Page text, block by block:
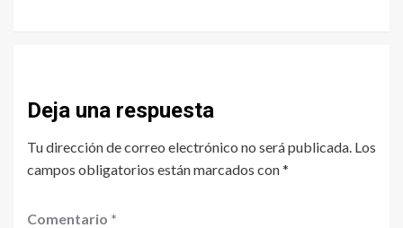
Deja una respuesta
Tu dirección de correo electrónico no será publicada. Los
campos obligatorios están marcados con*
Comentario *